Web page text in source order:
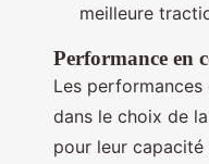
meilleure
Performance en
Les
dans le choix de
pour leur